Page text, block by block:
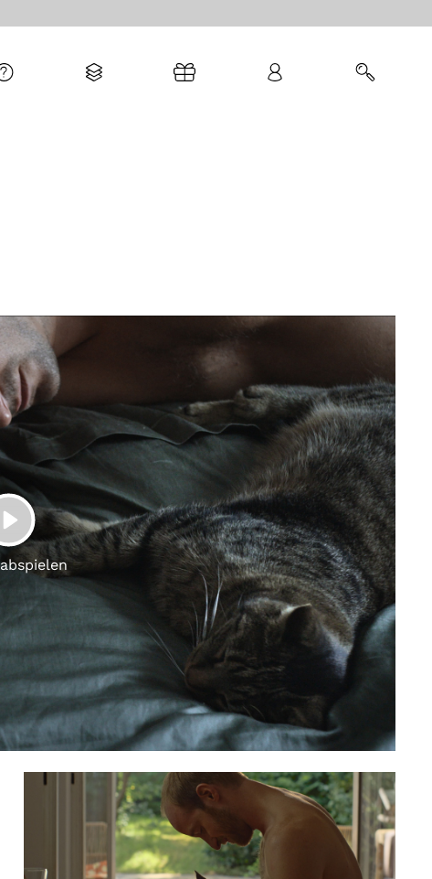
PLAY